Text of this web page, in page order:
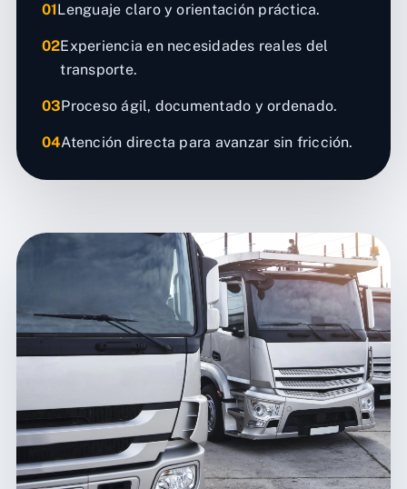
01Lenguaje claro y orientación práctica.
02Experiencia en necesidades reales del
transporte.
03Proceso ágil, documentado y ordenado.
04Atención directa para avanzar sin fricción.